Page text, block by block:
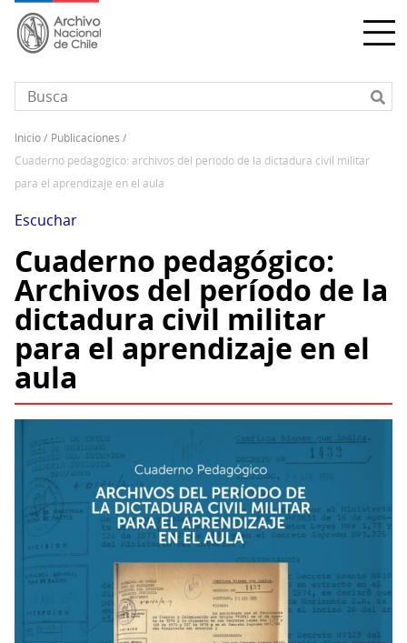
Pasar
contenido
principal
Sobrescribir
enlaces
de
ayuda
a
la
navegación
inicio
publicaciones
cuaderno pedagógico: archivos del período de la dictadura civil militar
para el aprendizaje en el aula
Escuchar
Cuaderno pedagógico:
Archivos del período de la
dictadura civil militar
para el aprendizaje en el
aula